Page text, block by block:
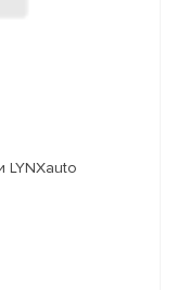
LYNXauto